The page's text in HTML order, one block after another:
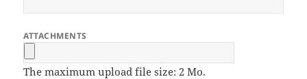
ATTACHMENTS
The maximum upload file size: 2 Mo.